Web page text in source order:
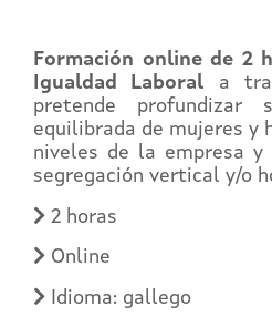
Formación online de 2
Igualdad Laboral a
pretende profundizar
equilibrada de mujeres y
niveles de la empresa
segregación vertical y/o
2 horas
Online
Idioma: gallego